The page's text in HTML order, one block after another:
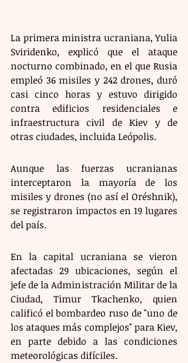
La primera ministra ucraniana, Yulia
Sviridenko, explicó que el ataque
nocturno combinado, en el que Rusia
empleó 36 misiles y 242 drones, duró
casi cinco horas y estuvo dirigido
contra edificios residenciales e
infraestructura civil de Kiev y de
otras ciudades, incluida Leópolis.
Aunque las fuerzas ucranianas
interceptaron la mayoría de los
misiles y drones (no así el Oréshnik),
se registraron impactos en 19 lugares
del país.
En la capital ucraniana se vieron
afectadas 29 ubicaciones, según el
jefe de la Administración Militar de la
Ciudad, Timur Tkachenko, quien
calificó el bombardeo ruso de "uno de
los ataques más complejos" para Kiev,
en parte debido a las condiciones
meteorológicas difíciles.